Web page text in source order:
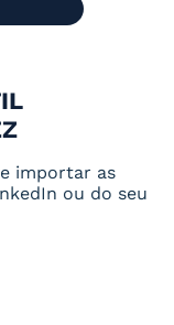
importar as
ou do seu